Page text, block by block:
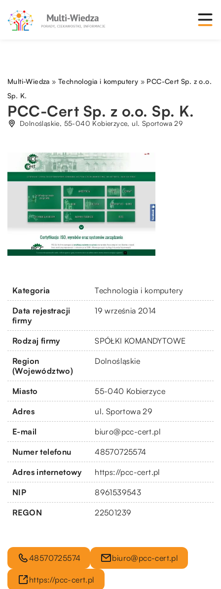
Multi-Wiedza »Technologia i komputery » PCC-Cert Sp. z o.o.
Sp. K.
PCC-Cert Sp. z o.o. Sp. K.
Dolnośląskie, 55-040 Kobierzyce, ul. Sportowa 29
Kategoria Technologia i komputery
Data rejestracji
firmy
19 września 2014
Rodzaj firmy SPÓŁKI KOMANDYTOWE
Region
(Województwo)
Dolnośląskie
Miasto 55-040 Kobierzyce
Adres ul. Sportowa 29
E-mail biuro@pcc-cert.pl
Numer telefonu 48570725574
Adres internetowy https://pcc-cert.pl
NIP 8961539543
REGON 22501239
48570725574 biuro@pcc-cert.pl
https://pcc-cert.pl